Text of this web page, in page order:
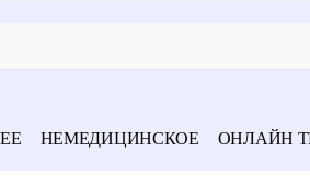
НЕМЕДИЦИНСКОЕ ОНЛАЙН